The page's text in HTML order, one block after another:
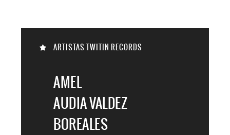


ARTISTAS TWITIN RECORDS
AMEL
AUDIA VALDEZ
BOREALES